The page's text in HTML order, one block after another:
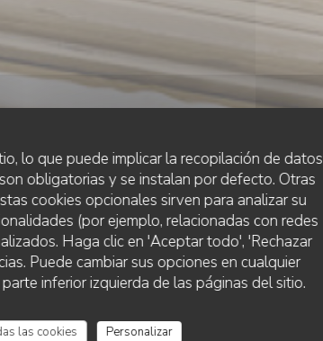
lo que puede implicar la recopilación de datos
obligatorias y se instalan por defecto. Otras
cookies opcionales sirven para analizar su
(por ejemplo, relacionadas con redes
Haga clic en 'Aceptar todo', 'Rechazar
Puede cambiar sus opciones en cualquier
inferior izquierda de las páginas del sitio.
las cookies
Personalizar